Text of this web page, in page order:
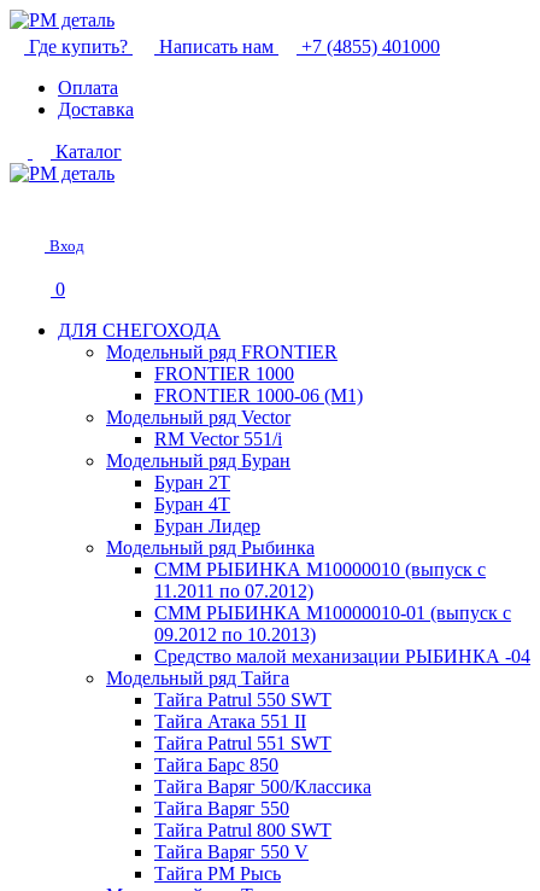
Где купить? Написать нам
+7 (4855) 401000
Оплата
Доставка
Каталог
Вход
0
ДЛЯ СНЕГОХОДА
Модельный ряд FRONTIER
FRONTIER 1000
FRONTIER 1000-06 (М1)
Модельный ряд Vector
RM Vector 551/i
Модельный ряд Буран
Буран 2Т
Буран 4Т
Буран Лидер
Модельный ряд Рыбинка
СММ РЫБИНКА M10000010 (выпуск с
11.2011 по 07.2012)
СММ РЫБИНКА M10000010-01 (выпуск с
09.2012 по 10.2013)
Средство малой механизации РЫБИНКА -04
Модельный ряд Тайга
Тайга Patrul 550 SWT
Тайга Атака 551 II
Тайга Patrul 551 SWT
Тайга Барс 850
Тайга Варяг 500/Классика
Тайга Варяг 550
Тайга Patrul 800 SWT
Тайга Варяг 550 V
Тайга РМ Рысь